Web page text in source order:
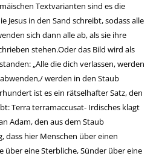
Textvarianten sind es die
Jesus in den Sand schreibt, sodass alle
sich dann alle ab, als sie ihre
stehen.Oder das Bild wird als
„Alle die dich verlassen, werden
werden in den Staub
ist es ein rätselhafter Satz, den
Terra terramaccusat- Irdisches klagt
Adam, den aus dem Staub
dass hier Menschen über einen
über eine Sterbliche, Sünder über eine